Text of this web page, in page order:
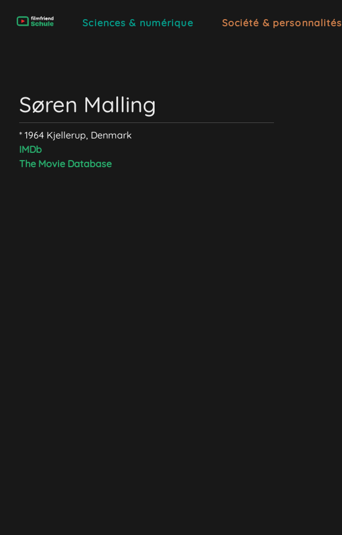
Sciences & numérique Société & personnalités
Søren Malling
* 1964 Kjellerup, Denmark
IMDb
The Movie Database